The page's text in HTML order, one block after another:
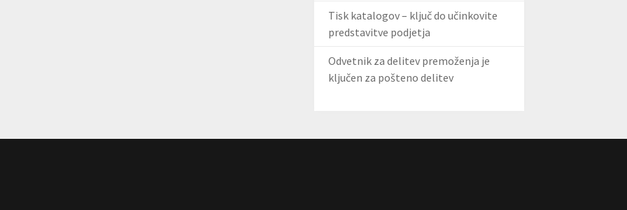
Tisk katalogov – ključ do učinkovite
predstavitve podjetja
Odvetnik za delitev premoženja je
ključen za pošteno delitev